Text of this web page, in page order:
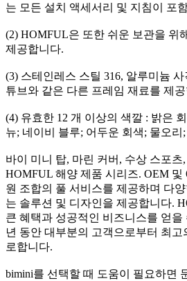
는 모든 설치 액세서리 및 지침이 포
(2) HOMFUL은 또한 쉬운 보관을 위
제공합니다.
(3) 스테인레스 스틸 316, 알루미늄
튜브와 같은 다른 프레임 재료를 제
(4) 유효한 12 개 이상의 색깔 : 밝은
뉴; 네이비 블루; 어두운 회색; 물오리
바이 미니 탑, 마린 커버, 수상 스포츠
HOMFUL 해양 제품 시리즈. OEM
원 조합의 풀 서비스를 제공하며 다
는 솔루션 및 디자인을 제공합니다.
큰 혜택과 성공적인 비즈니스를 얻을
년 동안 대부분의 고객으로부터 최
로합니다.
bimini를 선택할 때 도움이 필요하면